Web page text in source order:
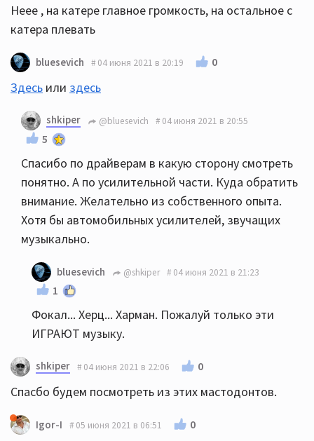
Неее , на катере главное громкость, на остальное с
катера плевать
bluesevich 04 июня 2021 в 20:19 0
Здесь или здесь
shkiper @bluesevich 04 июня 2021 в 20:55
5
Спасибо по драйверам в какую сторону смотреть
понятно. А по усилительной части. Куда обратить
внимание. Желательно из собственного опыта.
Хотя бы автомобильных усилителей, звучащих
музыкально.
bluesevich @shkiper 04 июня 2021 в 21:23
1
Фокал... Херц... Харман. Пожалуй только эти
ИГРАЮТ музыку.
shkiper 04 июня 2021 в 22:06 0
Спасбо будем посмотреть из этих мастодонтов.
Igor-I 05 июня 2021 в 06:51 0